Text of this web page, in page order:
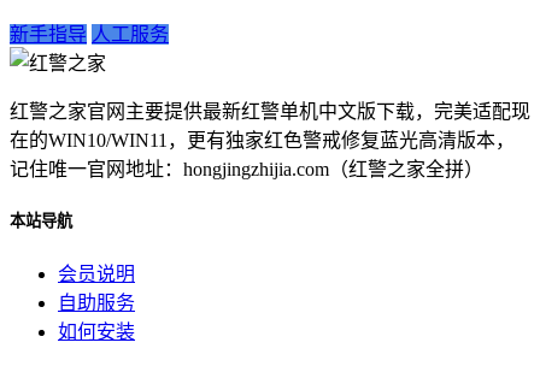
新手指导 人工服务
红警之家官网主要提供最新红警单机中文版下载，完美适配现
在的WIN10/WIN11，更有独家红色警戒修复蓝光高清版本，
记住唯一官网地址：hongjingzhijia.com（红警之家全拼）
本站导航
会员说明
自助服务
如何安装